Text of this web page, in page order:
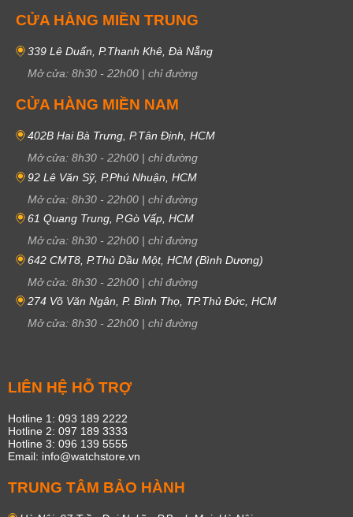
CỬA HÀNG MIỀN TRUNG
339 Lê Duẩn, P.Thanh Khê, Đà Nẵng
Mở cửa: 8h30 - 22h00 | chỉ đường
CỬA HÀNG MIỀN NAM
402B Hai Bà Trưng, P.Tân Định, HCM
Mở cửa: 8h30 - 22h00 | chỉ đường
92 Lê Văn Sỹ, P.Phú Nhuận, HCM
Mở cửa: 8h30 - 22h00 | chỉ đường
61 Quang Trung, P.Gò Vấp, HCM
Mở cửa: 8h30 - 22h00 | chỉ đường
642 CMT8, P.Thủ Dầu Một, HCM (Bình Dương)
Mở cửa: 8h30 - 22h00 | chỉ đường
274 Võ Văn Ngân, P. Bình Thọ, TP.Thủ Đức, HCM
Mở cửa: 8h30 - 22h00 | chỉ đường
LIÊN HỆ HỖ TRỢ
Hotline 1: 093 189 2222
Hotline 2: 097 189 3333
Hotline 3: 096 139 5555
Email: info@watchstore.vn
TRUNG TÂM BẢO HÀNH